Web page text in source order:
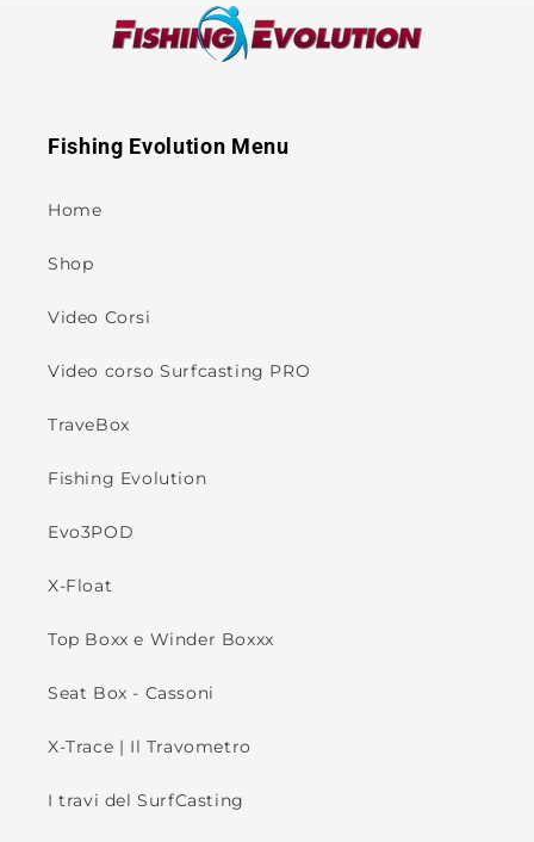
Fishing Evolution Menu
Home
Shop
Video Corsi
Video corso Surfcasting PRO
TraveBox
Fishing Evolution
Evo3POD
X-Float
Top Boxx e Winder Boxxx
Seat Box - Cassoni
X-Trace | Il Travometro
I travi del SurfCasting